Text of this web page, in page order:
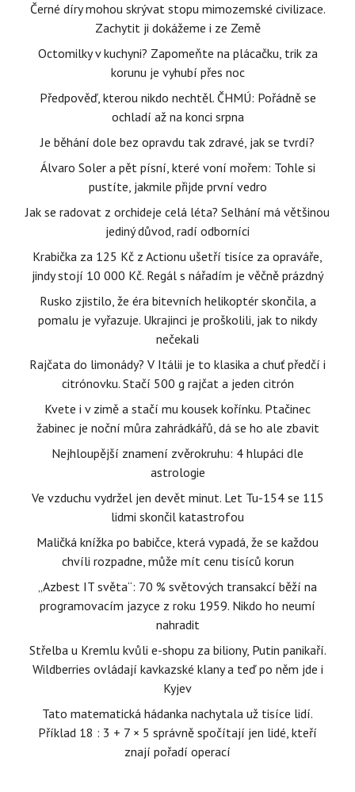
Černé díry mohou skrývat stopu mimozemské civilizace.
Zachytit ji dokážeme i ze Země
Octomilky v kuchyni? Zapomeňte na plácačku, trik za
korunu je vyhubí přes noc
Předpověď, kterou nikdo nechtěl. ČHMÚ: Pořádně se
ochladí až na konci srpna
Je běhání dole bez opravdu tak zdravé, jak se tvrdí?
Álvaro Soler a pět písní, které voní mořem: Tohle si
pustíte, jakmile přijde první vedro
Jak se radovat z orchideje celá léta? Selhání má většinou
jediný důvod, radí odborníci
Krabička za 125 Kč z Actionu ušetří tisíce za opraváře,
jindy stojí 10 000 Kč. Regál s nářadím je věčně prázdný
Rusko zjistilo, že éra bitevních helikoptér skončila, a
pomalu je vyřazuje. Ukrajinci je proškolili, jak to nikdy
nečekali
Rajčata do limonády? V Itálii je to klasika a chuť předčí i
citrónovku. Stačí 500 g rajčat a jeden citrón
Kvete i v zimě a stačí mu kousek kořínku. Ptačinec
žabinec je noční můra zahrádkářů, dá se ho ale zbavit
Nejhloupější znamení zvěrokruhu: 4 hlupáci dle
astrologie
Ve vzduchu vydržel jen devět minut. Let Tu-154 se 115
lidmi skončil katastrofou
Maličká knížka po babičce, která vypadá, že se každou
chvíli rozpadne, může mít cenu tisíců korun
„Azbest IT světa“: 70 % světových transakcí běží na
programovacím jazyce z roku 1959. Nikdo ho neumí
nahradit
Střelba u Kremlu kvůli e-shopu za biliony, Putin panikaří.
Wildberries ovládají kavkazské klany a teď po něm jde i
Kyjev
Tato matematická hádanka nachytala už tisíce lidí.
Příklad 18 : 3 + 7 × 5 správně spočítají jen lidé, kteří
znají pořadí operací